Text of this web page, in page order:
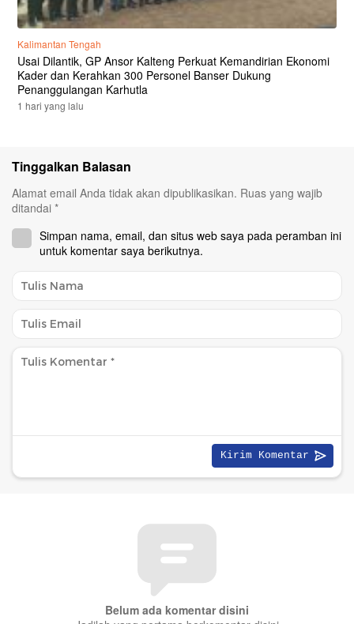
Kalimantan Tengah
Usai Dilantik, GP Ansor Kalteng Perkuat Kemandirian Ekonomi
Kader dan Kerahkan 300 Personel Banser Dukung
Penanggulangan Karhutla
1 hari yang lalu
Tinggalkan Balasan
Alamat email Anda tidak akan dipublikasikan. Ruas yang wajib
ditandai *
Simpan nama, email, dan situs web saya pada peramban ini
untuk komentar saya berikutnya.
Belum ada komentar disini